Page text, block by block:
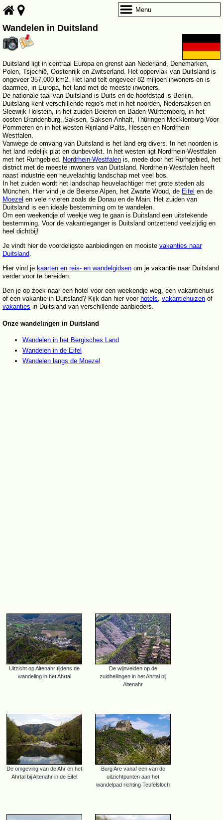
Wandelen in Duitsland
Duitsland ligt in centraal Europa en grenst aan Nederland, Denemarken,
Polen, Tsjechië, Oostenrijk en Zwitserland. Het oppervlak van Duitsland is
ongeveer 357.000 km2. Het land telt ongeveer 82 miljoen inwoners en is
daarmee, in Europa, het land met de meeste inwoners.
De nationale taal van Duitsland is Duits en de hoofdstad is Berlijn.
Duitslang kent verschillende regio's met in het noorden, Nedersaksen en
Sleewijk-Holstein, in het zuiden Beieren en Baden-Württemberg, in het
oosten Brandenburg, Saksen, Saksen-Anhalt, Thüringen Mecklenburg-Voor-
Pommeren en in het westen Rijnland-Palts, Hessen en Nordrhein-
Westfalen.
Vanwege de omvang van Duitsland is het land erg divers. In het noorden is
het land redelijk plat en dunbevolkt. In het westen ligt Nordrhein-Westfalen
met het Rurhgebied. Nordrhein-Westfalen is, mede door het Rurhgebied, het
district met de meeste inwoners van Duitsland. Nordrhein-Westfalen heeft
naast industrie een heuvelachtig landschap met veel bos.
In het zuiden wordt het landschap heuvelachtiger met grote steden als
München. Hier vind je de Beierse Alpen, het Zwarte Woud, de Eifel en de
Moezel en vele rivieren zoals de Donau en de Main. Het zuiden van
Duitsland is een ideale bestemming om te wandelen.
Om een weekendje of weekje weg te gaan is Duitsland een uitstekende
bestemming. Voor de vakantieganger is Duitsland ontzettend veelzijdig en
heel dichtbij!
Je vindt hier de voordeligste aanbiedingen en mooiste vakanties naar
Duitsland.
Hier vind je kaarten en reis- en wandelgidsen om je vakantie naar Duitsland
verder voor te bereiden.
Ben je op zoek naar een hotel voor een weekendje weg, een vakantiehuis
of een vakantie in Duitsland? Kijk dan hier voor hotels, vakantiehuizen of
vakanties in Duitsland van verschillende aanbieders.
Onze wandelingen in Duitsland
Wandelen in het Bergisches Land
Wandelen in de Eifel
Wandelen langs de Moezel
Uitzicht op Altenahr tijdens de
wandeling in het Ahrtal
De wijnvelden op de
zuidhellingen in het Ahrtal bij
Altenahr
De omgeving van de Ahr en het
Ahrtal bij Altenahr in de Eifel
Burg Are vanaf een van de
uitzichtpunten aan het
wandelpad richting Teufelsloch
Menu